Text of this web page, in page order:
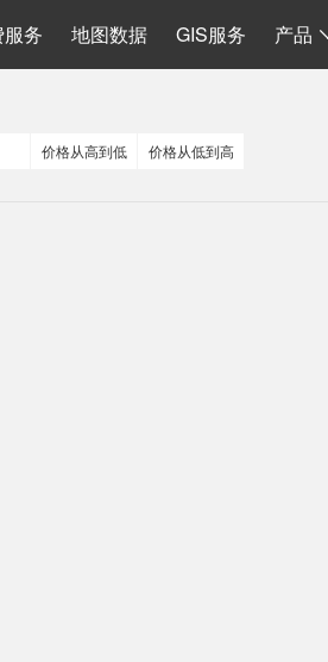
务 地图数据 GIS服务 产品
水经微图CAD
二维系统
离线 API 源码
价格从高到低
价格从低到高